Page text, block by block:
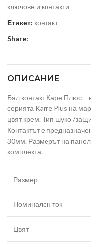
ключове и контакти
Етикет: контакт
Share:
ОПИСАНИЕ
Бял контакт Каре Плюс –
серията Karre Plus на
цвят крем. Тип шуко /
Контактът е
30мм. Размерът на
комплекта.
Размер
Номинален ток
Цвят